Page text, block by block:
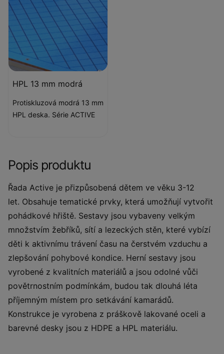
HPL 13 mm modrá
Protiskluzová modrá 13 mm
HPL deska. Série ACTIVE
Popis produktu
Řada Active je přizpůsobená dětem ve věku 3-12
let. Obsahuje tematické prvky, která umožňují vytvořit
pohádkové hřiště. Sestavy jsou vybaveny velkým
množstvím žebříků, sítí a lezeckých stěn, které vybízí
děti k aktivnímu trávení času na čerstvém vzduchu a
zlepšování pohybové kondice. Herní sestavy jsou
vyrobené z kvalitních materiálů a jsou odolné vůči
povětrnostním podmínkám, budou tak dlouhá léta
příjemným místem pro setkávání kamarádů.
Konstrukce je vyrobena z práškově lakované oceli a
barevné desky jsou z HDPE a HPL materiálu.